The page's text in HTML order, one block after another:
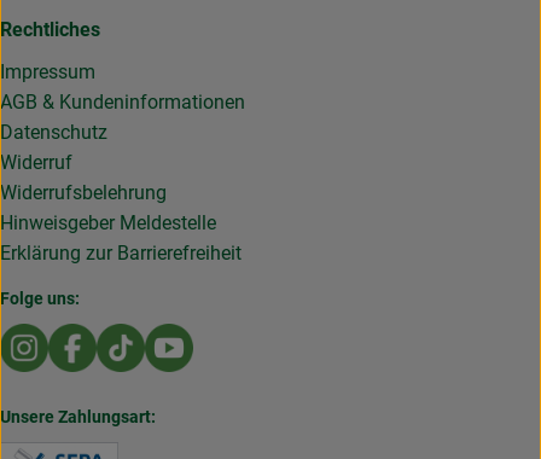
Rechtliches
Impressum
AGB & Kundeninformationen
Datenschutz
Widerruf
Widerrufsbelehrung
Hinweisgeber Meldestelle
Erklärung zur Barrierefreiheit
Folge uns:
Externer Link zu https://www.instagram.com/
Externer Link zu https://www.facebook.com/
Externer Link zu https://www.tiktok.com/
Externer Link zu https://
Unsere Zahlungsart: